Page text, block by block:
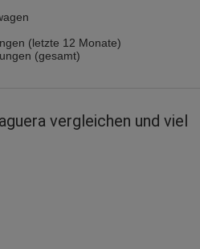
(letzte 12 Monate)
(gesamt)
vergleichen und viel